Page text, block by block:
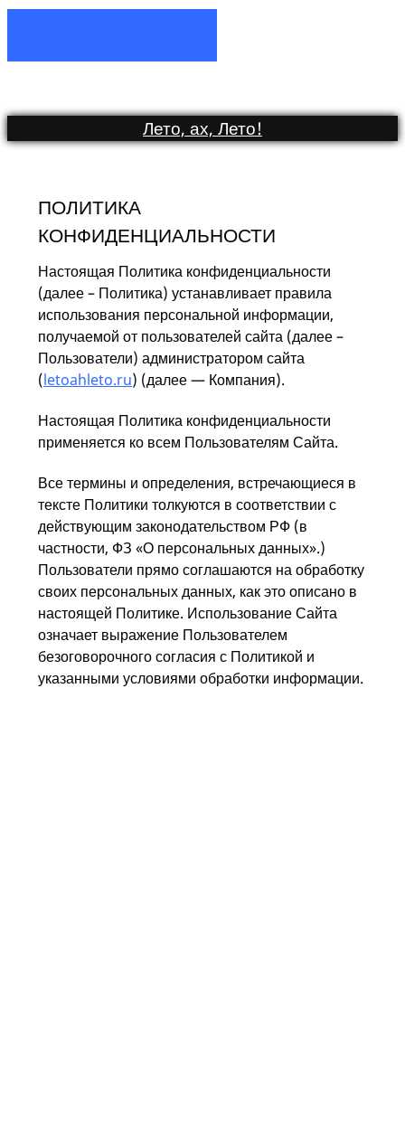
Лето, ах, Лето!
ПОЛИТИКА
КОНФИДЕНЦИАЛЬНОСТИ
Настоящая Политика конфиденциальности
(далее – Политика) устанавливает правила
использования персональной информации,
получаемой от пользователей сайта (далее –
Пользователи) администратором сайта
(letoahleto.ru) (далее — Компания).
Настоящая Политика конфиденциальности
применяется ко всем Пользователям Сайта.
Все термины и определения, встречающиеся в
тексте Политики толкуются в соответствии с
действующим законодательством РФ (в
частности, ФЗ «О персональных данных».)
Пользователи прямо соглашаются на обработку
своих персональных данных, как это описано в
настоящей Политике. Использование Сайта
означает выражение Пользователем
безоговорочного согласия с Политикой и
указанными условиями обработки информации.